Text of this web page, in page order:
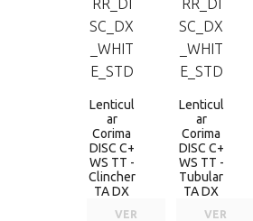
Lenticul
ar
Corima
DISC C+
WS TT -
Clincher
TA DX
VER
Lenticul
ar
Corima
DISC C+
WS TT -
Tubular
TA DX
VER